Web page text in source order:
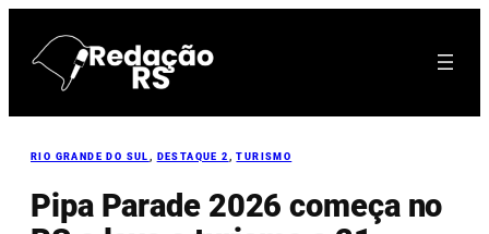
para
RIO GRANDE DO SUL , DESTAQUE 2 , TURISMO
Pipa Parade 2026 começa no